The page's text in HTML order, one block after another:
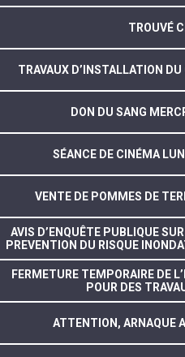
TROUVÉ
TRAVAUX D’INSTALLATION
DON DU SANG
SÉANCE DE CINÉMA
VENTE DE POMMES DE
AVIS D’ENQUÊTE PUBLIQUE
PREVENTION DU RISQUE
FERMETURE TEMPORAIRE DE
POUR DES
ATTENTION, ARNAQUE